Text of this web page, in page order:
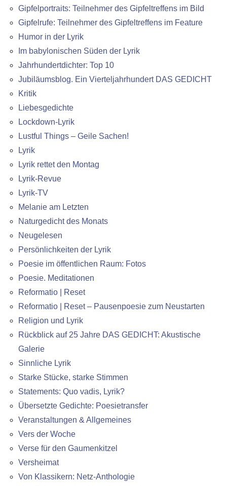
Gipfelportraits: Teilnehmer des Gipfeltreffens im Bild
Gipfelrufe: Teilnehmer des Gipfeltreffens im Feature
Humor in der Lyrik
Im babylonischen Süden der Lyrik
Jahrhundertdichter: Top 10
Jubiläumsblog. Ein Vierteljahrhundert DAS GEDICHT
Kritik
Liebesgedichte
Lockdown-Lyrik
Lustful Things – Geile Sachen!
Lyrik
Lyrik rettet den Montag
Lyrik-Revue
Lyrik-TV
Melanie am Letzten
Naturgedicht des Monats
Neugelesen
Persönlichkeiten der Lyrik
Poesie im öffentlichen Raum: Fotos
Poesie. Meditationen
Reformatio | Reset
Reformatio | Reset – Pausenpoesie zum Neustarten
Religion und Lyrik
Rückblick auf 25 Jahre DAS GEDICHT: Akustische
Galerie
Sinnliche Lyrik
Starke Stücke, starke Stimmen
Statements: Quo vadis, Lyrik?
Übersetzte Gedichte: Poesietransfer
Veranstaltungen & Allgemeines
Vers der Woche
Verse für den Gaumenkitzel
Versheimat
Von Klassikern: Netz-Anthologie